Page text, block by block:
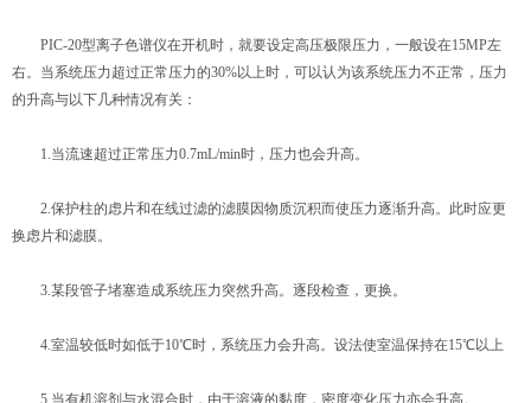
PIC-20型离子色谱仪在开机时，就要设定高压极限压力，一般设在15MP左
右。当系统压力超过正常压力的30%以上时，可以认为该系统压力不正常，压力
的升高与以下几种情况有关：
1.当流速超过正常压力0.7mL/min时，压力也会升高。
2.保护柱的虑片和在线过滤的滤膜因物质沉积而使压力逐渐升高。此时应更
换虑片和滤膜。
3.某段管子堵塞造成系统压力突然升高。逐段检查，更换。
4.室温较低时如低于10℃时，系统压力会升高。设法使室温保持在15℃以上
5.当有机溶剂与水混合时，由于溶液的黏度，密度变化压力亦会升高。